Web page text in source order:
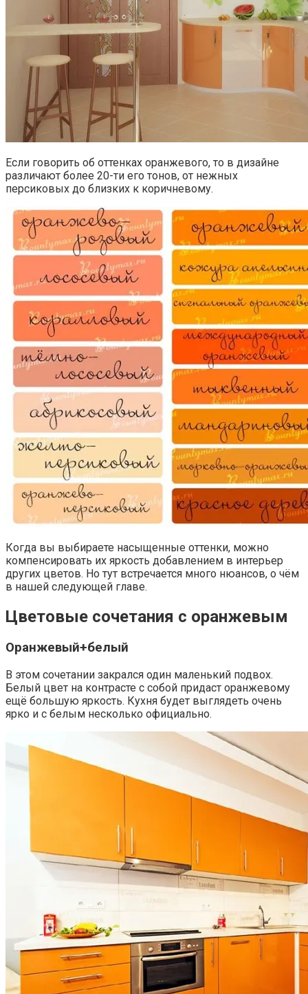
Если говорить об оттенках оранжевого, то в дизайне
различают более 20-ти его тонов, от нежных
персиковых до близких к коричневому.
Когда вы выбираете насыщенные оттенки, можно
компенсировать их яркость добавлением в интерьер
других цветов. Но тут встречается много нюансов, о чём
в нашей следующей главе.
Цветовые сочетания с оранжевым
Оранжевый+белый
В этом сочетании закрался один маленький подвох.
Белый цвет на контрасте с собой придаст оранжевому
ещё большую яркость. Кухня будет выглядеть очень
ярко и с белым несколько официально.